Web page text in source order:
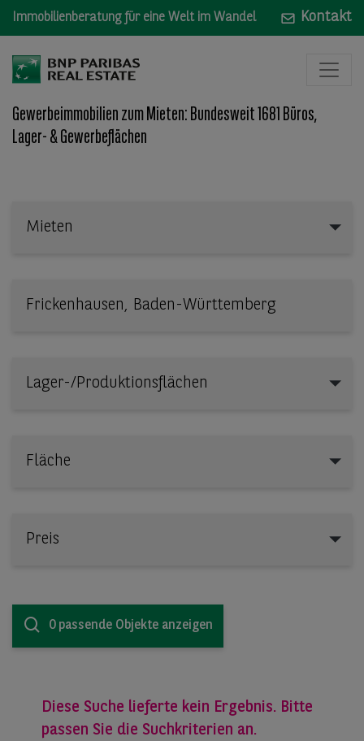
Immobilienberatung für eine Welt im Wandel Kontakt
Gewerbeimmobilien zum Mieten: Bundesweit 1681 Büros,
Lager- & Gewerbeflächen
Mieten
Lager-/Produktionsflächen
Fläche
Preis
0 passende Objekte anzeigen
Diese Suche lieferte kein Ergebnis. Bitte
passen Sie die Suchkriterien an.